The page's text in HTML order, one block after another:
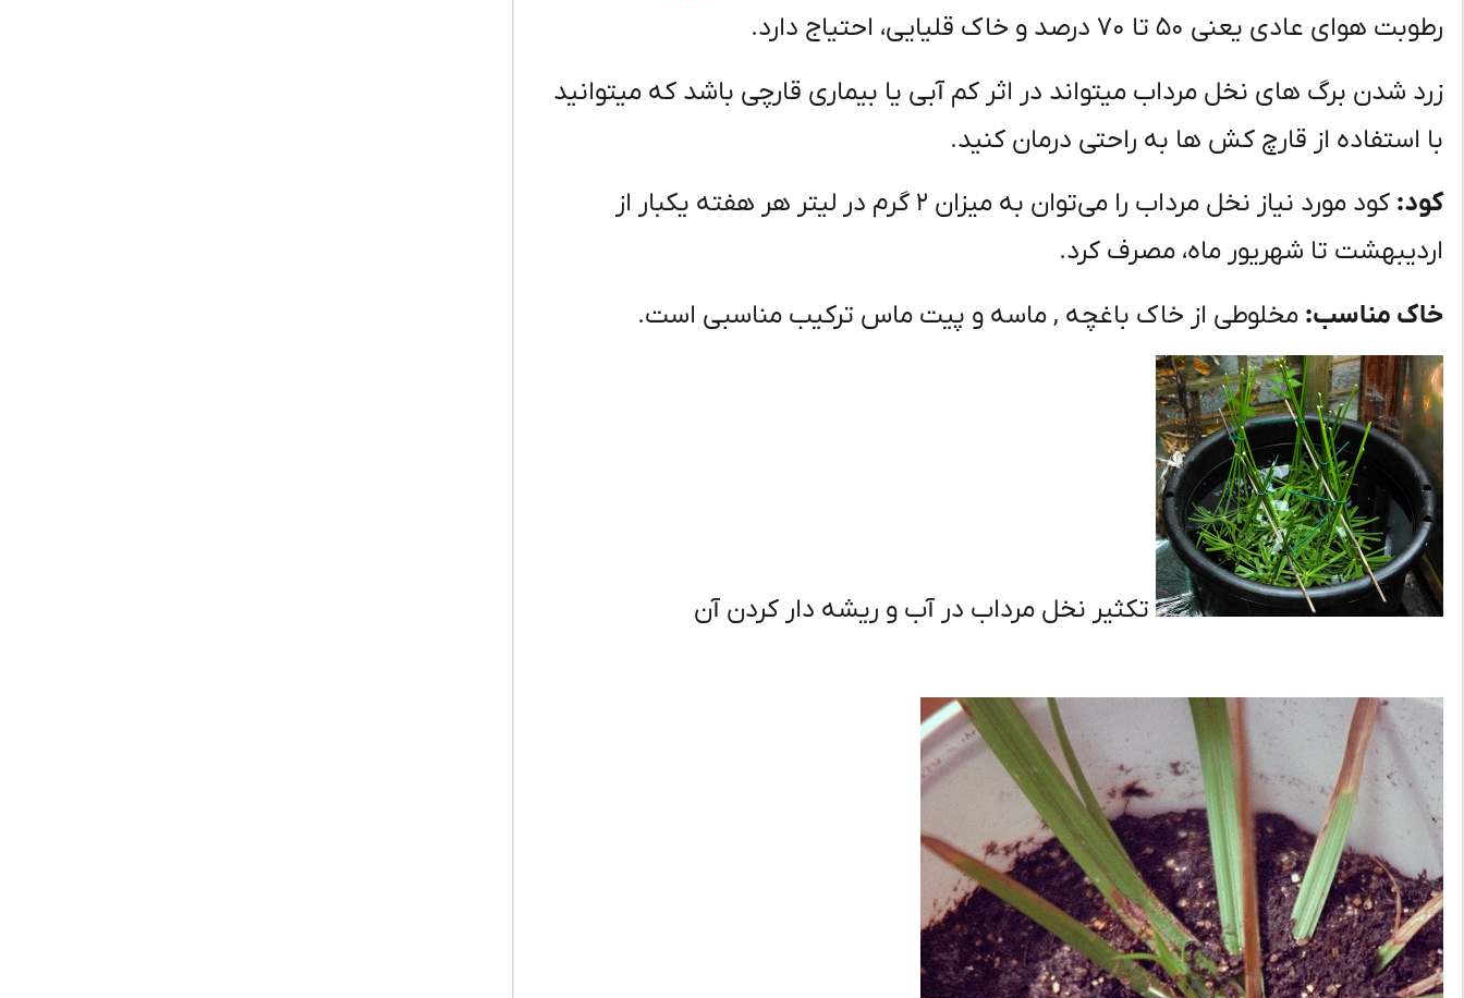
رطوبت هوای عادی یعنی ۵۰ تا ۷۰ درصد و خاک قلیایی، احتیاج دارد.
زرد شدن برگ های نخل مرداب میتواند در اثر کم آبی یا بیماری قارچی باشد که میتوانید
با استفاده از قارچ کش ها به راحتی درمان کنید.
کود:
کود مورد نیاز نخل مرداب را می‌توان به میزان ۲ گرم در لیتر هر هفته یکبار از
اردیبهشت تا شهریور ماه، مصرف کرد.
خاک مناسب: مخلوطی از خاک باغچه , ماسه و پیت ماس ترکیب مناسبی است.
تکثیر نخل مرداب در آب و ریشه دار کردن آن